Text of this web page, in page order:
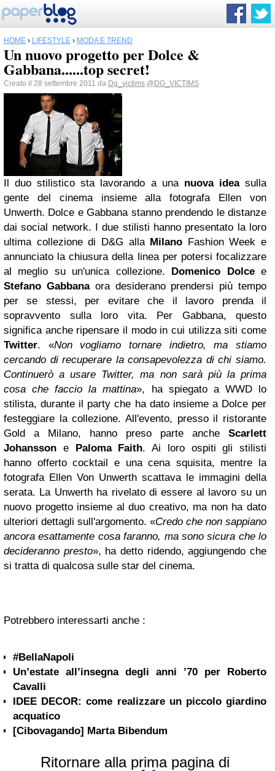
HOME › LIFESTYLE › MODA E TREND
Un nuovo progetto per Dolce &
Gabbana......top secret!
Creato il 28 settembre 2011 da Dg_victims @DG_VICTIMS
Il duo stilistico sta lavorando a una nuova ideasulla
gente del cinema insieme alla fotografa Ellen von
Unwerth. Dolce e Gabbana stanno prendendo le distanze
dai social network. I due stilisti hanno presentato la loro
ultima collezione di D&G alla Milano Fashion Week e
annunciato la chiusura della linea per potersi focalizzare
al meglio su un'unica collezione.
Domenico Dolcee
Stefano Gabbanaora desiderano prendersi più tempo
per se stessi, per evitare che il lavoro prenda il
sopravvento sulla loro vita.
Per Gabbana, questo
significa anche ripensare il modo in cui utilizza siti come
Twitter. «Non vogliamo tornare indietro, ma stiamo
cercando di recuperare la consapevolezza di chi siamo.
Continuerò a usare Twitter, ma non sarà più la prima
cosa che faccio la mattina», ha spiegato a WWD lo
stilista, durante il party che ha dato insieme a Dolce per
festeggiare la collezione. All'evento, presso il ristorante
Gold a Milano, hanno preso parte anche Scarlett
Johansson e Paloma Faith. Ai loro ospiti gli stilisti
hanno offerto cocktail e una cena squisita, mentre la
fotografa Ellen Von Unwerth scattava le immagini della
serata. La Unwerth ha rivelato di essere al lavoro su un
nuovo progetto insieme al duo creativo, ma non ha dato
ulteriori dettagli sull'argomento. «Credo che non sappiano
ancora esattamente cosa faranno, ma sono sicura che lo
decideranno presto», ha detto ridendo, aggiungendo che
si tratta di qualcosa sulle star del cinema.
Potrebbero interessarti anche :
#BellaNapoli
Un’estate all’insegna degli anni ’70 per Roberto
Cavalli
IDEE DECOR: come realizzare un piccolo giardino
acquatico
[Cibovagando] Marta Bibendum
Ritornare alla prima pagina di